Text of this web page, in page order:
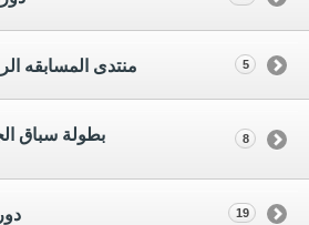
منتدى المسابقه 5
بطولة سباق
8
19